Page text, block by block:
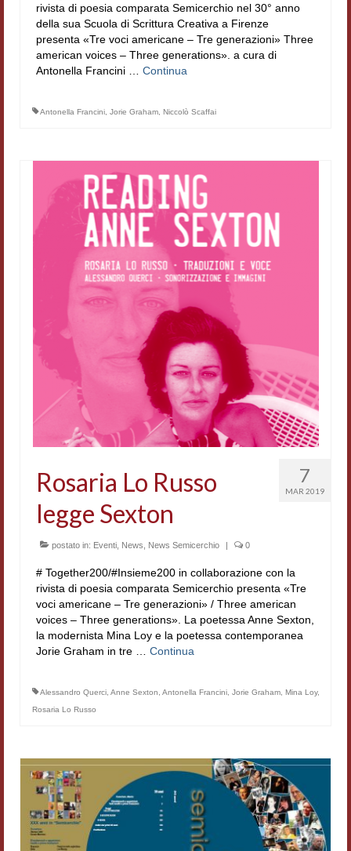
Convegni e seminari
Eventi
Digital Humanities
rivista di poesia comparata Semicerchio nel 30° anno
della sua Scuola di Scrittura Creativa a Firenze
presenta «Tre voci americane – Tre generazioni» Three
american voices – Three generations». a cura di
Antonella Francini … Continua
Antonella Francini Jorie Graham Niccolò Scaffai
7
MAR 2019
Rosaria Lo Russo
legge Sexton
postato in: Eventi News News Semicerchio | 0
# Together200/#Insieme200 in collaborazione con la
rivista di poesia comparata Semicerchio presenta «Tre
voci americane – Tre generazioni» / Three american
voices – Three generations». La poetessa Anne Sexton,
la modernista Mina Loy e la poetessa contemporanea
Jorie Graham in tre … Continua
Alessandro Querci Anne Sexton Antonella Francini Jorie Graham Mina Loy,
Rosaria Lo Russo